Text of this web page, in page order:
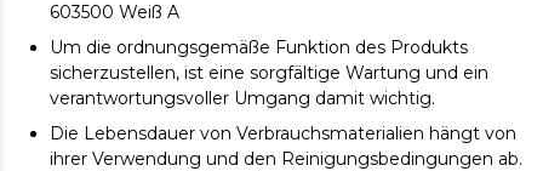
603500 Weiß A
Um die ordnungsgemäße Funktion des Produkts
sicherzustellen, ist eine sorgfältige Wartung und ein
verantwortungsvoller Umgang damit wichtig.
Die Lebensdauer von Verbrauchsmaterialien hängt von
ihrer Verwendung und den Reinigungsbedingungen ab.